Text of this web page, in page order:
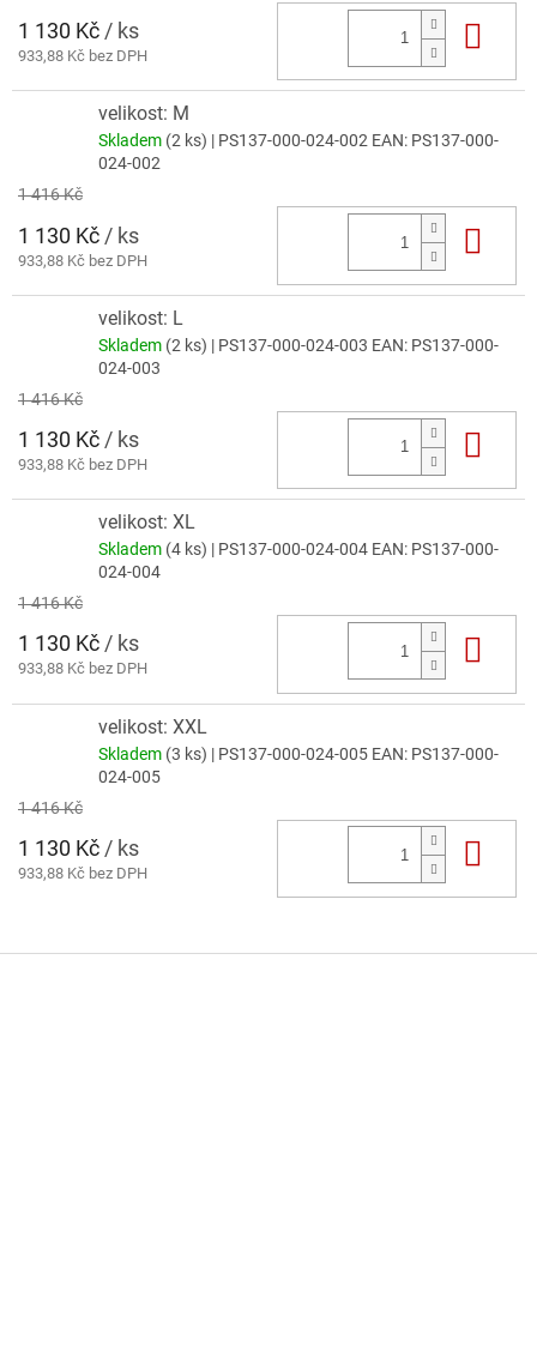
1 130 Kč / ks
933,88 Kč bez DPH
velikost: M
Skladem (2 ks) | PS137-000-024-002 EAN: PS137-000-
024-002
1 416 Kč
1 130 Kč / ks
933,88 Kč bez DPH
velikost: L
Skladem (2 ks) | PS137-000-024-003 EAN: PS137-000-
024-003
1 416 Kč
1 130 Kč / ks
933,88 Kč bez DPH
velikost: XL
Skladem (4 ks) | PS137-000-024-004 EAN: PS137-000-
024-004
1 416 Kč
1 130 Kč/ ks
933,88 Kč bez DPH
velikost: XXL
Skladem (3 ks) | PS137-000-024-005 EAN: PS137-000-
024-005
1 416 Kč
1 130 Kč / ks
933,88 Kč bez DPH